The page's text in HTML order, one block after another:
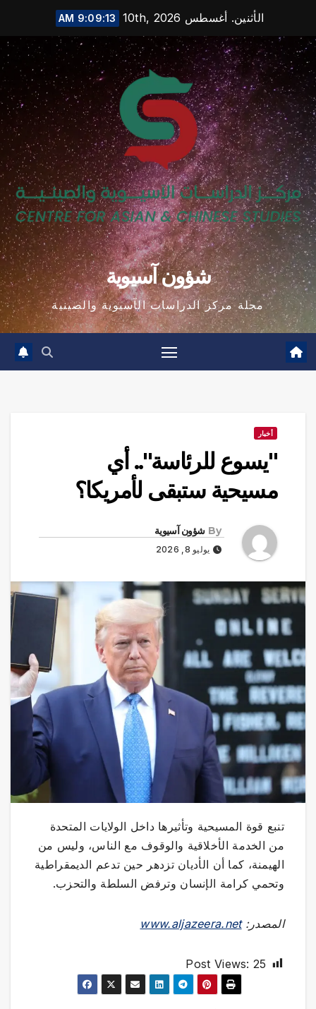
content
الأثنين. أغسطس 10th, 2026 9:09:14 AM
شؤون آسيوية
مجلة مركز الدراسات الآسيوية والصينية
أخبار
"يسوع للرئاسة".. أي
مسيحية ستبقى لأمريكا؟
By شؤون آسيوية
يوليو 8, 2026
تنبع قوة المسيحية وتأثيرها داخل الولايات المتحدة
من الخدمة الأخلاقية والوقوف مع الناس، وليس من
الهيمنة، كما أن الأديان تزدهر حين تدعم الديمقراطية
وتحمي كرامة الإنسان وترفض السلطة والتحزب.
المصدر:www.aljazeera.net
Post Views: 25